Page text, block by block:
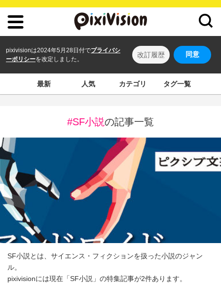
pixivisionは2024年5月28日付でプライバシ
ーポリシーを改定しました。
改訂履歴 同意
最新 人気 カテゴリ タグ一覧
#SF小説の記事一覧
SF小説とは、サイエンス・フィクションを扱った小説のジャン
ル。
pixivisionには現在「SF小説」の特集記事が2件あります。